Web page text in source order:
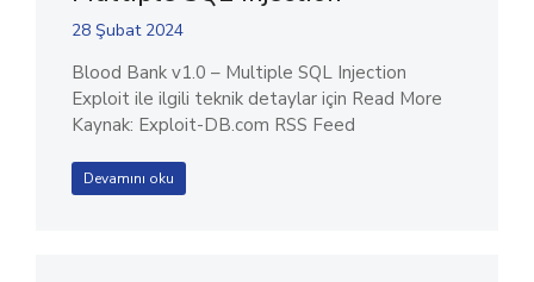
28 Şubat 2024
Blood Bank v1.0 – Multiple SQL Injection
Exploit ile ilgili teknik detaylar için Read More
Kaynak: Exploit-DB.com RSS Feed
Devamını oku